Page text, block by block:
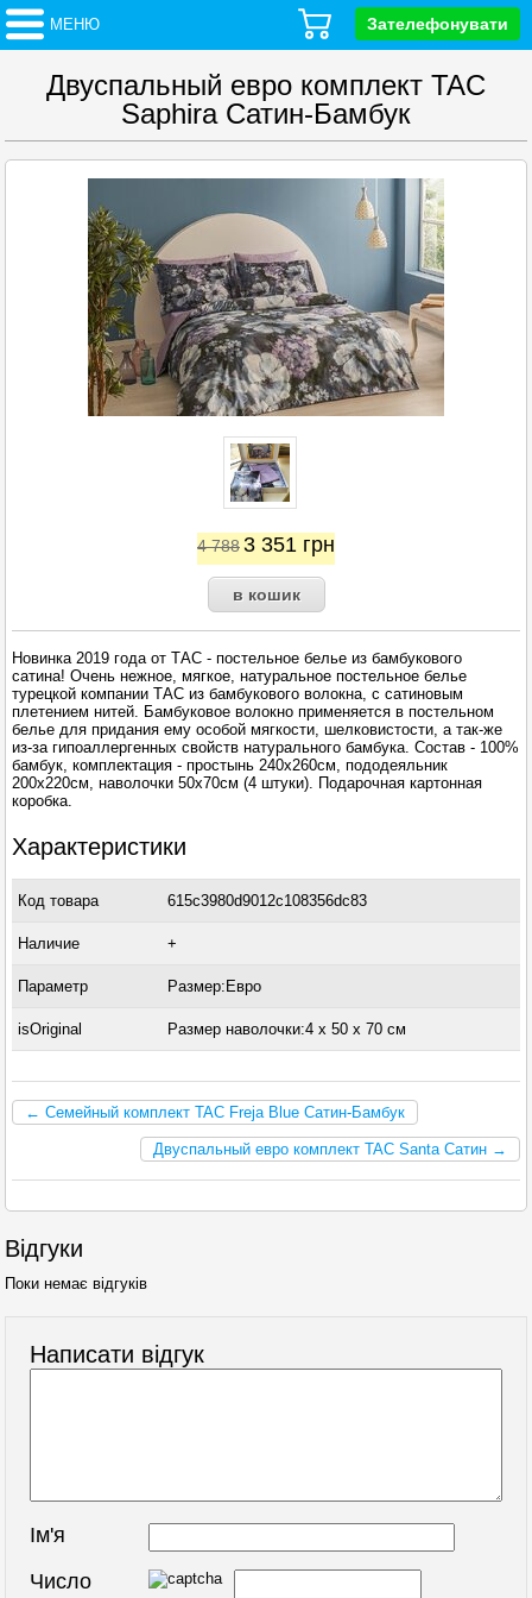
МЕНЮ Зателефонувати
Двуспальный евро комплект TAC
Saphira Сатин-Бамбук
4 7883 351 грн
Новинка 2019 года от ТАС - постельное белье из бамбукового
сатина! Очень нежное, мягкое, натуральное постельное белье
турецкой компании ТАС из бамбукового волокна, с сатиновым
плетением нитей. Бамбуковое волокно применяется в постельном
белье для придания ему особой мягкости, шелковистости, а так-же
из-за гипоаллергенных свойств натурального бамбука. Состав - 100%
бамбук, комплектация - простынь 240х260см, пододеяльник
200х220см, наволочки 50х70см (4 штуки). Подарочная картонная
коробка.
Характеристики
Код товара 615c3980d9012c108356dc83
Наличие +
Параметр Размер:Евро
isOriginal Размер наволочки:4 x 50 х 70 см
← Семейный комплект TAC Freja Blue Сатин-Бамбук
Двуспальный евро комплект TAC Santa Сатин →
Відгуки
Поки немає відгуків
Написати відгук
Ім'я
Число